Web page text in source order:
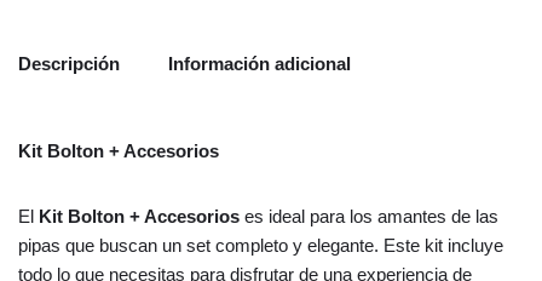
Descripción Información adicional
Kit Bolton + Accesorios
El Kit Bolton + Accesorios es ideal para los amantes de las
pipas que buscan un set completo y elegante. Este kit incluye
todo lo que necesitas para disfrutar de una experiencia de